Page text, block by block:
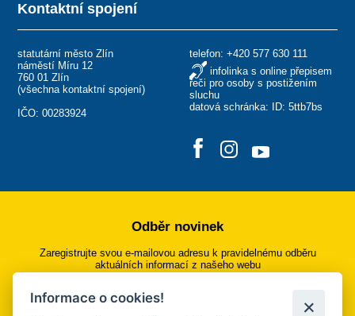
Kontaktní spojení
statutární město Zlín
náměstí Míru 12
760 01 Zlín
(všechna kontaktní spojení)
IČO: 00283924
telefon: +420 577 630 111
infolinka s online přepisem
řeči pro osoby s postižením
sluchu
datová schránka: ID: 5ttb7bs
Odběr novinek
Zaregistrujte svou e-mailovou adresu k pravidelnému odběru
aktuálních informací z našeho webu
Přihlásit se k odběru
Informace o cookies!